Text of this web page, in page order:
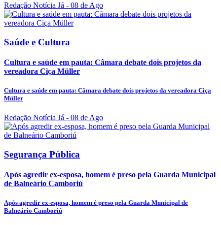
Redação Notícia Já - 08 de Ago
Saúde e Cultura
Cultura e saúde em pauta: Câmara debate dois projetos da
vereadora Ciça Müller
Cultura e saúde em pauta: Câmara debate dois projetos da vereadora Ciça
Müller
Redação Notícia Já - 08 de Ago
Segurança Pública
Após agredir ex-esposa, homem é preso pela Guarda Municipal
de Balneário Camboriú
Após agredir ex-esposa, homem é preso pela Guarda Municipal de
Balneário Camboriú